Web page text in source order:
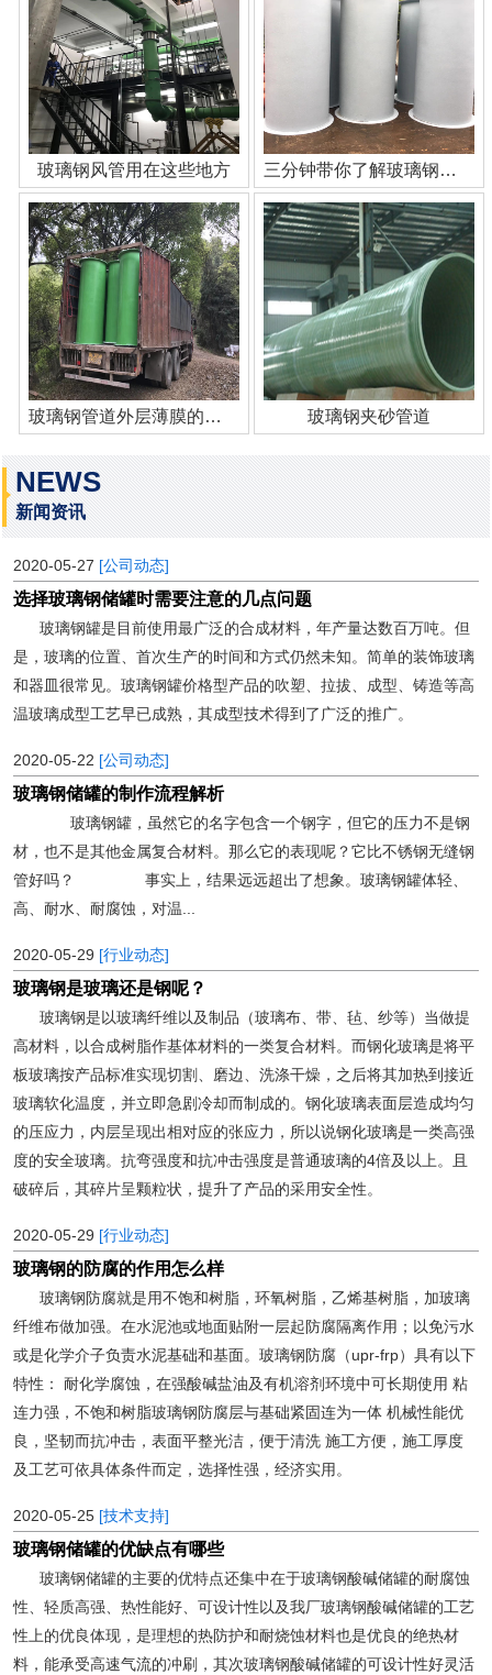
玻璃钢风管用在这些地方 三分钟带你了解玻璃钢管道
玻璃钢管道外层薄膜的作用 玻璃钢夹砂管道
NEWS
新闻资讯
2020-05-27 [公司动态]
选择玻璃钢储罐时需要注意的几点问题
玻璃钢罐是目前使用最广泛的合成材料，年产量达数百万吨。但
是，玻璃的位置、首次生产的时间和方式仍然未知。简单的装饰玻璃
和器皿很常见。玻璃钢罐价格型产品的吹塑、拉拔、成型、铸造等高
温玻璃成型工艺早已成熟，其成型技术得到了广泛的推广。
2020-05-22 [公司动态]
玻璃钢储罐的制作流程解析
玻璃钢罐，虽然它的名字包含一个钢字，但它的压力不是钢
材，也不是其他金属复合材料。那么它的表现呢？它比不锈钢无缝钢
管好吗？ 事实上，结果远远超出了想象。玻璃钢罐体轻、
高、耐水、耐腐蚀，对温...
2020-05-29 [行业动态]
玻璃钢是玻璃还是钢呢？
玻璃钢是以玻璃纤维以及制品（玻璃布、带、毡、纱等）当做提
高材料，以合成树脂作基体材料的一类复合材料。而钢化玻璃是将平
板玻璃按产品标准实现切割、磨边、洗涤干燥，之后将其加热到接近
玻璃软化温度，并立即急剧冷却而制成的。钢化玻璃表面层造成均匀
的压应力，内层呈现出相对应的张应力，所以说钢化玻璃是一类高强
度的安全玻璃。抗弯强度和抗冲击强度是普通玻璃的4倍及以上。且
破碎后，其碎片呈颗粒状，提升了产品的采用安全性。
2020-05-29 [行业动态]
玻璃钢的防腐的作用怎么样
玻璃钢防腐就是用不饱和树脂，环氧树脂，乙烯基树脂，加玻璃
纤维布做加强。在水泥池或地面贴附一层起防腐隔离作用；以免污水
或是化学介子负责水泥基础和基面。玻璃钢防腐（upr-frp）具有以下
特性： 耐化学腐蚀，在强酸碱盐油及有机溶剂环境中可长期使用 粘
连力强，不饱和树脂玻璃钢防腐层与基础紧固连为一体 机械性能优
良，坚韧而抗冲击，表面平整光洁，便于清洗 施工方便，施工厚度
及工艺可依具体条件而定，选择性强，经济实用。
2020-05-25 [技术支持]
玻璃钢储罐的优缺点有哪些
玻璃钢储罐的主要的优特点还集中在于玻璃钢酸碱储罐的耐腐蚀
性、轻质高强、热性能好、可设计性以及我厂玻璃钢酸碱储罐的工艺
性上的优良体现，是理想的热防护和耐烧蚀材料也是优良的绝热材
料，能承受高速气流的冲刷，其次玻璃钢酸碱储罐的可设计性好灵活